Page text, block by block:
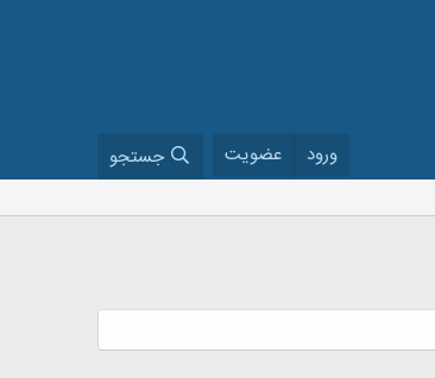
ورود عضویت جستجو